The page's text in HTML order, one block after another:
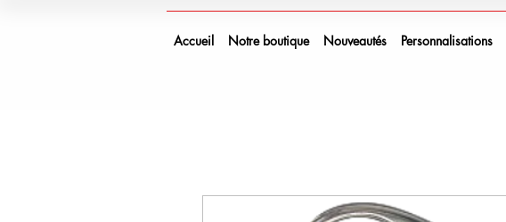
Accueil Notre boutique Nouveautés Personnalisations